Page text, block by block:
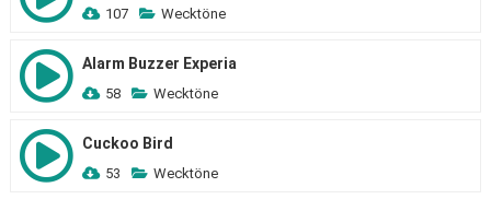
107 Wecktöne
Alarm Buzzer Experia
58 Wecktöne
Cuckoo Bird
53 Wecktöne